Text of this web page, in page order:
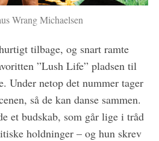
Wrang Michaelsen
tilbage, og snart ramte
”Lush Life” pladsen til
Under netop det nummer tager
så de kan danse sammen.
et budskab, som går lige i tråd
holdninger – og hun skrev